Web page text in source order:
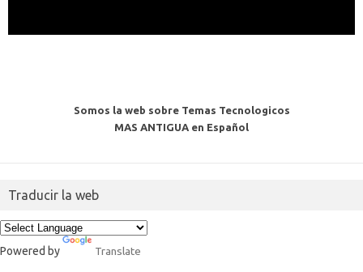
Somos la web sobre Temas Tecnologicos
MAS ANTIGUA en Español
Traducir la web
Powered by Translate